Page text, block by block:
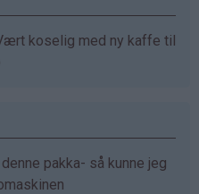
koselig med ny kaffe til
pakka- så kunne jeg